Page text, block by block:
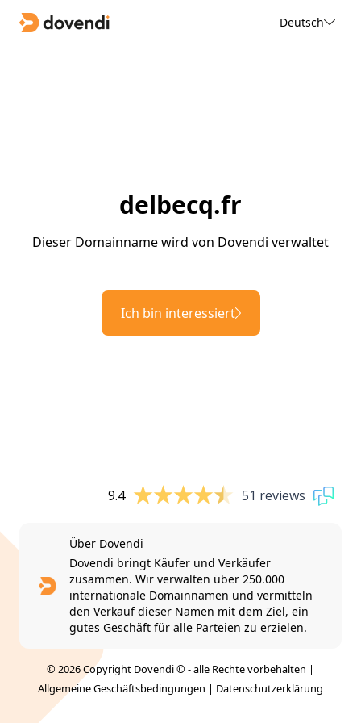
Deutsch
delbecq.fr
Dieser Domainname wird von Dovendi verwaltet
Ich bin interessiert
9.4 51 reviews
Über Dovendi
Dovendi bringt Käufer und Verkäufer
zusammen. Wir verwalten über 250.000
internationale Domainnamen und vermitteln
den Verkauf dieser Namen mit dem Ziel, ein
gutes Geschäft für alle Parteien zu erzielen.
© 2026 Copyright Dovendi © - alle Rechte vorbehalten |
Allgemeine Geschäftsbedingungen | Datenschutzerklärung